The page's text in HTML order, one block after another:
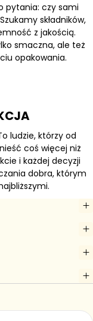
pytania: czy sami
składników,
z jakością.
smaczna, ale też
opakowania.
ludzie, którzy od
coś więcej niż
i każdej decyzji
dobra, którym